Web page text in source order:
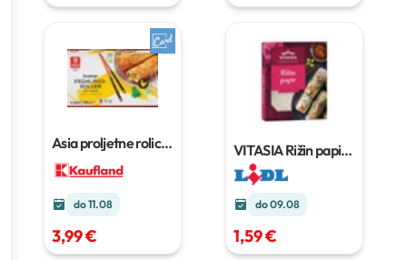
Asia proljetne rolice
do 11.08
3,99 €
VITASIA Rižin papir
100 g
do 09.08
1,59 €